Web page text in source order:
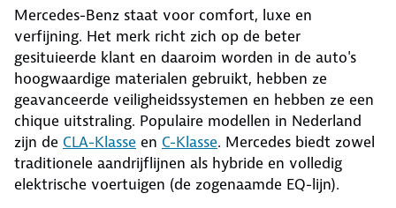
Mercedes-Benz staat voor comfort, luxe en
verfijning. Het merk richt zich op de beter
gesituieerde klant en daaroim worden in de auto's
hoogwaardige materialen gebruikt, hebben ze
geavanceerde veiligheidssystemen en hebben ze een
chique uitstraling. Populaire modellen in Nederland
zijn de CLA-Klasse en C-Klasse. Mercedes biedt zowel
traditionele aandrijflijnen als hybride en volledig
elektrische voertuigen (de zogenaamde EQ-lijn).